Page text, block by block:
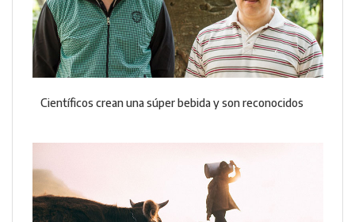
Científicos crean una súper bebida y son reconocidos